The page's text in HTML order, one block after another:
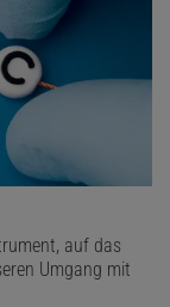
auf das
Umgang mit